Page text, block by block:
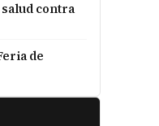
contra
de